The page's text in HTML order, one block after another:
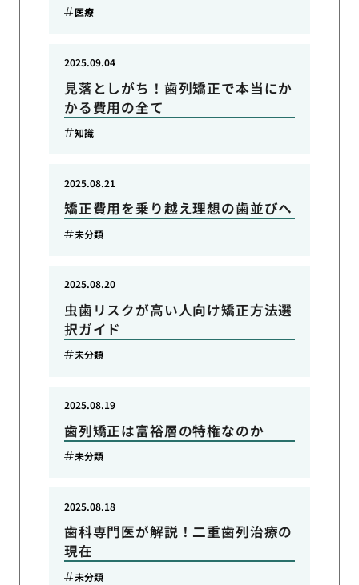
医療
見落としがち！歯列矯正で本当にか
かる費用の全て
2025.09.04
知識
矯正費用を乗り越え理想の歯並びへ
2025.08.21
未分類
虫歯リスクが高い人向け矯正方法選
択ガイド
2025.08.20
未分類
歯列矯正は富裕層の特権なのか
2025.08.19
未分類
歯科専門医が解説！二重歯列治療の
現在
2025.08.18
未分類